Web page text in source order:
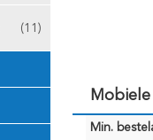
(11)
Min.